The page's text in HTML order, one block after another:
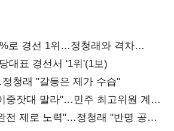
로 경선 1위…정청래와 격차
대표 경선서 '1위'(1보)
청래 "갈등은 제가 수습"
중잣대 말라"…민주 최고위원 계파
전 제로 노력"…정청래 "반명 공세